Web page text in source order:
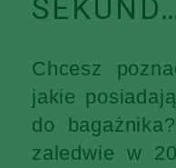
Chcesz
jakie
do
zaledwie w